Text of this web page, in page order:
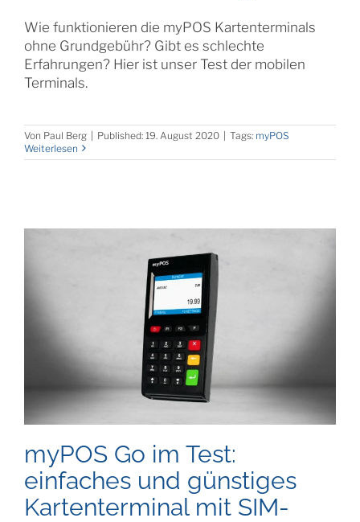
Wie funktionieren die myPOS Kartenterminals
ohne Grundgebühr? Gibt es schlechte
Erfahrungen? Hier ist unser Test der mobilen
Terminals.
Von Paul Berg Published: 19. August 2020 Tags: myPOS
Weiterlesen
myPOS Go im Test:
einfaches und günstiges
Kartenterminal mit SIM-